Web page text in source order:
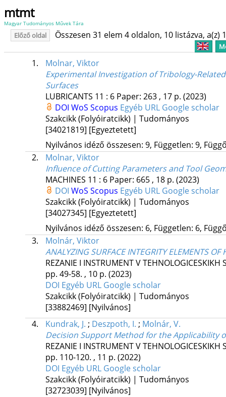
mtmt
Magyar Tudományos Művek Tára
Előző oldal Összesen 31 elem 4 oldalon, 10 listázva, a(z)
1.
Molnar, Viktor
Experimental Investigation of Tribology-
Surfaces
LUBRICANTS 11 : 6 Paper: 263 , 17 p. (2023)
DOI WoS Scopus Egyéb URL Google scholar
Szakcikk (Folyóiratcikk) | Tudományos
[34021819] [Egyeztetett]
Nyilvános idéző összesen: 9, Független: 9,
2.
Molnar, Viktor
Influence of Cutting Parameters and Tool
MACHINES 11 : 6 Paper: 665 , 18 p. (2023)
DOI WoS Scopus Egyéb URL Google scholar
Szakcikk (Folyóiratcikk) | Tudományos
[34027345] [Egyeztetett]
Nyilvános idéző összesen: 6, Független: 6,
3.
Molnár, Viktor
ANALYZING SURFACE INTEGRITY ELEMENTS
REZANIE I INSTRUMENT V
pp. 49-58. , 10 p. (2023)
DOI Egyéb URL Google scholar
Szakcikk (Folyóiratcikk) | Tudományos
[33882469] [Nyilvános]
4.
Kundrak, J. ; Deszpoth, I. ; Molnár, V.
Decision Support Method for the Applicability
REZANIE I INSTRUMENT V
pp. 110-120. , 11 p. (2022)
DOI Egyéb URL Google scholar
Szakcikk (Folyóiratcikk) | Tudományos
[32723039] [Nyilvános]